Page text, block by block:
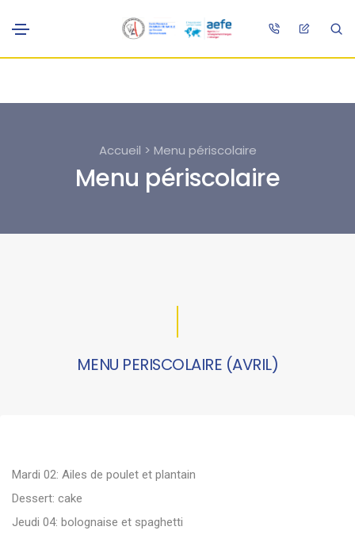
Accueil > Menu périscolaire
Menu périscolaire
MENU PERISCOLAIRE (AVRIL)
Mardi 02: Ailes de poulet et plantain
Dessert: cake
Jeudi 04: bolognaise et spaghetti